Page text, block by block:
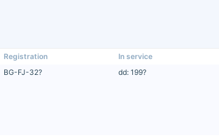
Registration In service
BG-FJ-32? dd: 199?